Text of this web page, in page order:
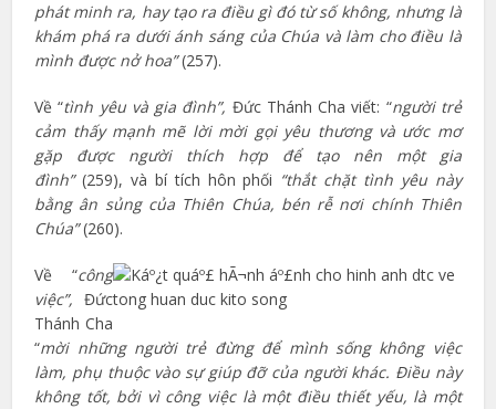
phát minh ra, hay tạo ra điều gì đó từ số không, nhưng là
khám phá ra dưới ánh sáng của Chúa và làm cho điều là
mình được nở hoa”(257).
Về “tình yêu và gia đình”, Đức Thánh Cha viết: “người trẻ
cảm thấy mạnh mẽ lời mời gọi yêu thương và ước mơ
gặp được người thích hợp để tạo nên một gia
đình”(259), và bí tích hôn phối “thắt chặt tình yêu này
bằng ân sủng của Thiên Chúa, bén rễ nơi chính Thiên
Chúa”(260).
Về “công
việc”, Đức
Thánh Cha
“mời những người trẻ đừng để mình sống không việc
làm, phụ thuộc vào sự giúp đỡ của người khác. Điều này
không tốt, bởi vì công việc là một điều thiết yếu, là một